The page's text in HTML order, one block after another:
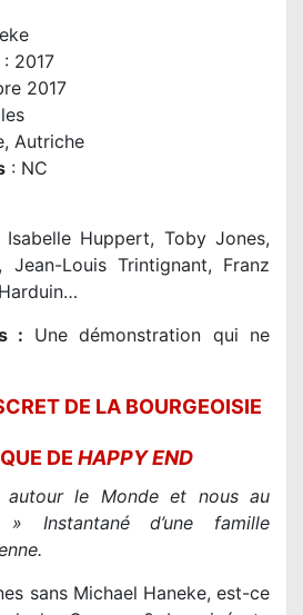
: 2017
2017
Autriche
: NC
Isabelle Huppert, Toby Jones,
Jean-Louis Trintignant, Franz
: Une démonstration qui ne
DE LA BOURGEOISIE
DE HAPPY END
autour le Monde et nous au
» Instantané d’une famille
sans Michael Haneke, est-ce